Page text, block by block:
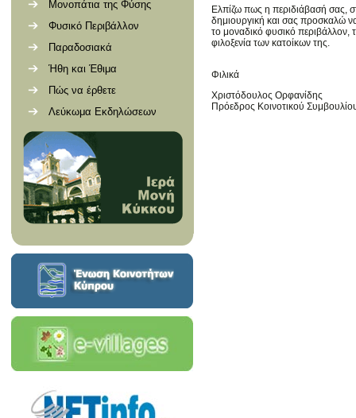
Μονοπάτια της Φύσης
Φυσικό Περιβάλλον
Παραδοσιακά
Ήθη και Έθιμα
Πώς να έρθετε
Λεύκωμα Εκδηλώσεων
Ελπίζω πως η περιδιάβασή σας,
δημιουργική και σας προσκαλώ
το μοναδικό φυσικό περιβάλλον,
φιλοξενία των κατοίκων της.
Φιλικά
Χριστόδουλος Ορφανίδης
Πρόεδρος Κοινοτικού